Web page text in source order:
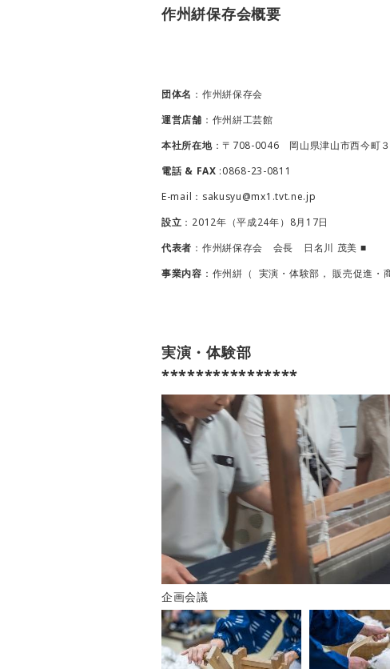
作州絣保存会概要
団体名 ：作州絣保存会
運営店舗 ：作州絣工芸館
本社所在地：〒708-0046 岡山県津山市西今町
電話 & FAX :0868-23-0811
E-mail：sakusyu@mx1.tvt.ne.jp
設立 ：2012年（平成24年）8月17日
代表者 ：作州絣保存会 会長 日名川 茂美 ■
事業内容 ： 作州絣 （ 実演・体験部， 販売促進・
実演・体験部
****************
企画会議